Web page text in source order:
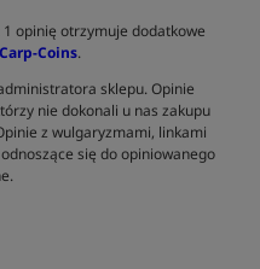
opinię otrzymuje dodatkowe
Carp-Coins.
sklepu. Opinie
nie dokonali u nas zakupu
z wulgaryzmami, linkami
się do opiniowanego